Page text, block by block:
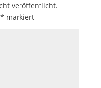
veröffentlicht.
* markiert